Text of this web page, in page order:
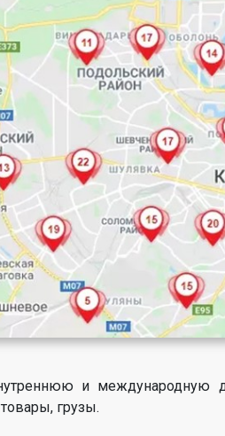
и международную
грузы.